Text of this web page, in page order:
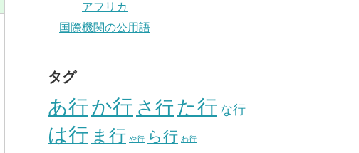
アフリカ
国際機関の公用語
タグ
あ行か行 さ行た行 な行
は行 ま行 や行 ら行 わ行